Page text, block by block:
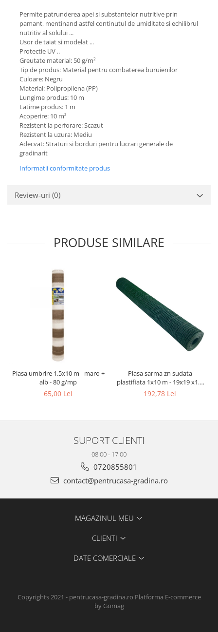
Permite patrunderea apei si substantelor nutritive prin
pamant, mentinand astfel continutul de umiditate si echilibrul
nutritiv al solului ...
Usor de taiat si modelat ...
Protectie UV ..
Greutate material: 50 g/m²
Tip de produs: Material pentru combaterea buruienilor
Culoare: Negru
Material: Polipropilena (PP)
Lungime produs: 10 m
Latime produs: 1 m
Acoperire: 10 m²
Rezistent la perforare: Scazut
Rezistent la uzura: Mediu
Adecvat: Straturi si borduri pentru lucrari generale de
gradinarit
Informatii conformitate produs
Review-uri (0)
PRODUSE SIMILARE
Plasa umbrire 1.5x10 m - maro +
alb - 80 g/mp
65,00 Lei
Plasa sarma zn sudata
plastifiata 1x10 m - 19x19 x1.4
mm
192,78 Lei
SUPORT CLIENTI
08:00 - 17:00
0720855801
contact@pentrucasa-gradina.ro
MAGAZINUL MEU
CLIENTI
DATE COMERCIALE
Copyrights 2021 - pentrucasa-gradina.ro Platforma E-commerce
by Gomag